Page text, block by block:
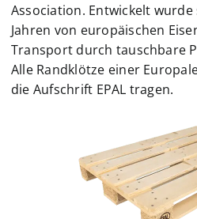
Association. Entwickelt
Jahren von europäischen
Transport durch tauschbare
Alle Randklötze einer
die Aufschrift EPAL tragen.